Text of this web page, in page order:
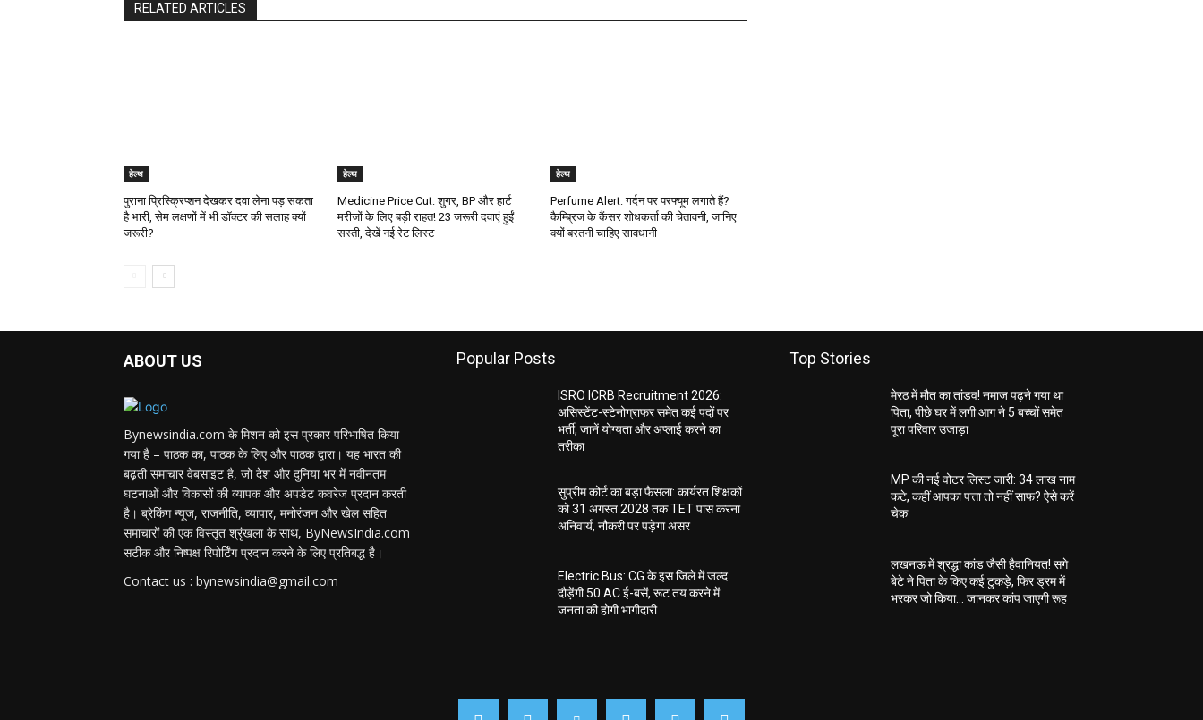
RELATED ARTICLES
हेल्थ
पुराना प्रिस्क्रिप्शन देखकर दवा लेना पड़ सकता
है भारी, सेम लक्षणों में भी डॉक्टर की सलाह क्यों
जरूरी?
हेल्थ
Medicine Price Cut: शुगर, BP और हार्ट
मरीजों के लिए बड़ी राहत! 23 जरूरी दवाएं हुईं
सस्ती, देखें नई रेट लिस्ट
हेल्थ
Perfume Alert: गर्दन पर परफ्यूम लगाते हैं?
कैम्ब्रिज के कैंसर शोधकर्ता की चेतावनी, जानिए
क्यों बरतनी चाहिए सावधानी
ABOUT US
Bynewsindia.com के मिशन को इस प्रकार परिभाषित किया
गया है – पाठक का, पाठक के लिए और पाठक द्वारा। यह भारत की
बढ़ती समाचार वेबसाइट है, जो देश और दुनिया भर में नवीनतम
घटनाओं और विकासों की व्यापक और अपडेट कवरेज प्रदान करती
है। ब्रेकिंग न्यूज, राजनीति, व्यापार, मनोरंजन और खेल सहित
समाचारों की एक विस्तृत श्रृंखला के साथ, ByNewsIndia.com
सटीक और निष्पक्ष रिपोर्टिंग प्रदान करने के लिए प्रतिबद्ध है।
Contact us : bynewsindia@gmail.com
Popular Posts
ISRO ICRB Recruitment 2026:
असिस्टेंट-स्टेनोग्राफर समेत कई पदों पर
भर्ती, जानें योग्यता और अप्लाई करने का
तरीका
सुप्रीम कोर्ट का बड़ा फैसला: कार्यरत शिक्षकों
को 31 अगस्त 2028 तक TET पास करना
अनिवार्य, नौकरी पर पड़ेगा असर
Electric Bus: CG के इस जिले में जल्द
दौड़ेंगी 50 AC ई-बसें, रूट तय करने में
जनता की होगी भागीदारी
Top Stories
मेरठ में मौत का तांडव! नमाज पढ़ने गया था
पिता, पीछे घर में लगी आग ने 5 बच्चों समेत
पूरा परिवार उजाड़ा
MP की नई वोटर लिस्ट जारी: 34 लाख नाम
कटे, कहीं आपका पत्ता तो नहीं साफ? ऐसे करें
चेक
लखनऊ में श्रद्धा कांड जैसी हैवानियत! सगे
बेटे ने पिता के किए कई टुकड़े, फिर ड्रम में
भरकर जो किया… जानकर कांप जाएगी रूह